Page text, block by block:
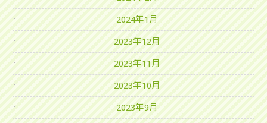
2024年1月
2023年12月
2023年11月
2023年10月
2023年9月